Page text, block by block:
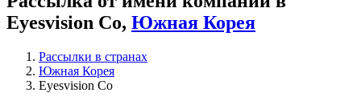
Eyesvision Co, Южная Корея
Рассылки в странах
Южная Корея
Eyesvision Co